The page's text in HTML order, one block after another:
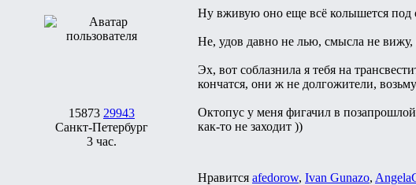
15873 29943
Санкт-Петербург
3 час.
Ну вживую оно еще всё колышется под
Не, удов давно не лью, смысла не вижу,
Эх, вот соблазнила я тебя на
кончатся, они ж не долгожители,
Октопус у меня фигачил в
как-то не заходит ))
Нравится afedorow, Ivan Gunazo,